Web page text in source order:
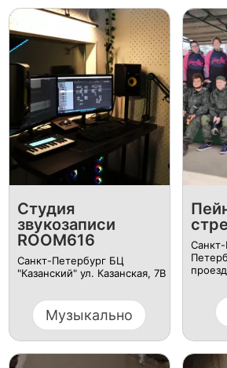
Студия
звукозаписи
ROOM616
Санкт-Петербург БЦ
"Казанский" ул. Казанская, 7В
Музыкально